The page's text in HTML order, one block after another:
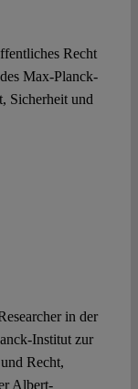
Recht
Max-Planck-
Sicherheit und
in der
Institut zur
Recht,
Albert-